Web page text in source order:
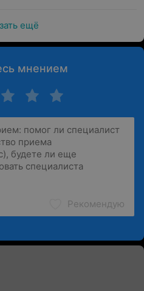
ещё
мнением
Рекомендую